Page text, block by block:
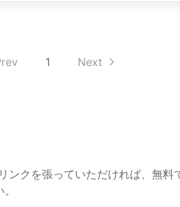
1 Next
クを張っていただければ、無料